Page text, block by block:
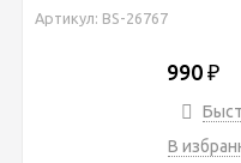
Артикул: BS-26767
990 ₽
В